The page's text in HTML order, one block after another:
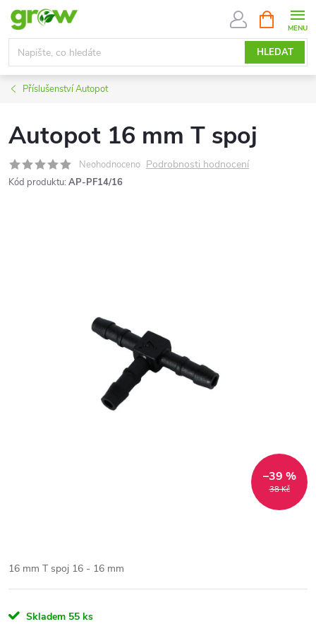
Přejít
obsah
HLEDAT
NÁKUPNÍ
KOŠÍK
Příslušenství Autopot
Autopot 16 mm T spoj
Neohodnoceno Podrobnosti hodnocení
Kód produktu: AP-PF14/16
38 Kč
–39 %
16 mm T spoj 16 - 16 mm
Skladem 55 ks